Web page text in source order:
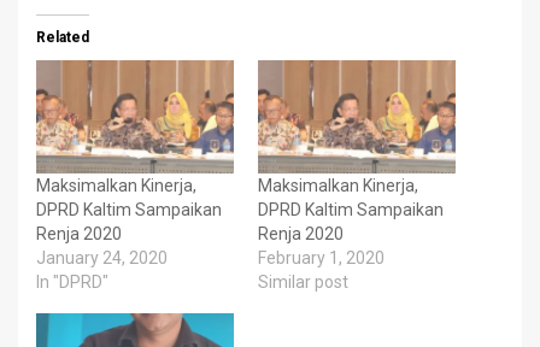
Related
Maksimalkan Kinerja,
DPRD Kaltim Sampaikan
Renja 2020
January 24, 2020
In "DPRD"
Maksimalkan Kinerja,
DPRD Kaltim Sampaikan
Renja 2020
February 1, 2020
Similar post